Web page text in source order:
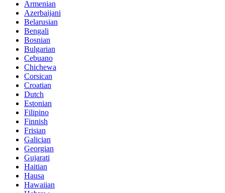
Armenian
Azerbaijani
Belarusian
Bengali
Bosnian
Bulgarian
Cebuano
Chichewa
Corsican
Croatian
Dutch
Estonian
Filipino
Finnish
Frisian
Galician
Georgian
Gujarati
Haitian
Hausa
Hawaiian